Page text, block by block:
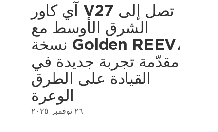
آي كاور V27 تصل إلى
الشرق الأوسط مع
نسخة Golden REEV،
مقدّمة تجربة جديدة في
القيادة على الطرق
الوعرة
٢٦ نوفمبر ٢٠٢٥